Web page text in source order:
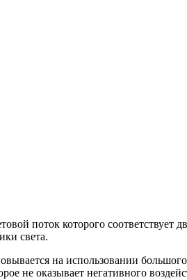
поток которого
света.
на использовании
не оказывает негативного